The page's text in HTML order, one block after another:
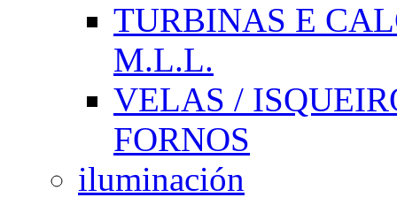
TURBINAS E
M.L.L.
VELAS /
FORNOS
iluminación